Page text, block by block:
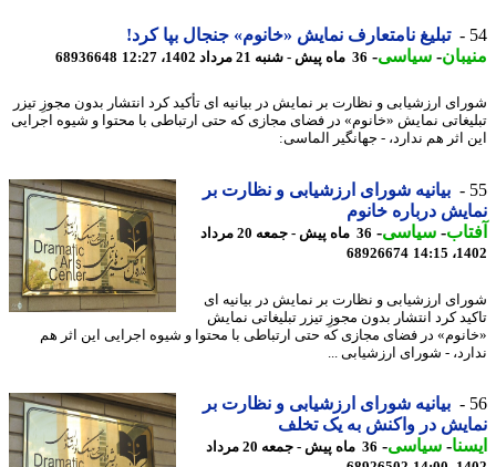
تبلیغ نامتعارف نمایش «خانوم» جنجال بپا کرد!
-سیاسی-36 ماه پیش - شنبه 21 مرداد 1402، 12:27 68936648
ارزشیابی و نظارت بر نمایش در بیانیه ای تأکید کرد انتشار بدون مجوزِ تیزر
نمایش «خانوم» در فضای مجازی که حتی ارتباطی با محتوا و شیوه اجرایی
اثر هم ندارد، - جهانگیر الماسی:
بیانیه شورای ارزشیابی و نظارت بر
درباره خانوم
-سیاسی-
36 ماه پیش - جمعه 20 مرداد
68926674
ارزشیابی و نظارت بر نمایش در بیانیه ای
کرد انتشار بدون مجوزِ تیزر تبلیغاتی نمایش
در فضای مجازی که حتی ارتباطی با محتوا و شیوه اجرایی این اثر هم
- شورای ارزشیابی ...
بیانیه شورای ارزشیابی و نظارت بر
در واکنش به یک تخلف
-سیاسی-
36 ماه پیش - جمعه 20 مرداد